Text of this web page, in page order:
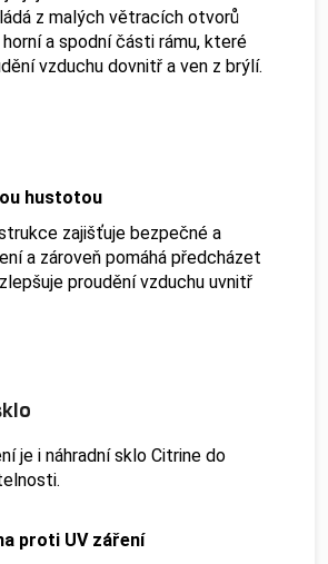
z malých větracích otvorů
a spodní části rámu, které
vzduchu dovnitř a ven z brýlí.
hustotou
zajišťuje bezpečné a
a zároveň pomáhá předcházet
proudění vzduchu uvnitř
je i náhradní sklo Citrine do
proti UV záření